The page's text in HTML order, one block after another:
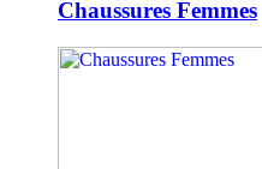
Chaussures Femmes